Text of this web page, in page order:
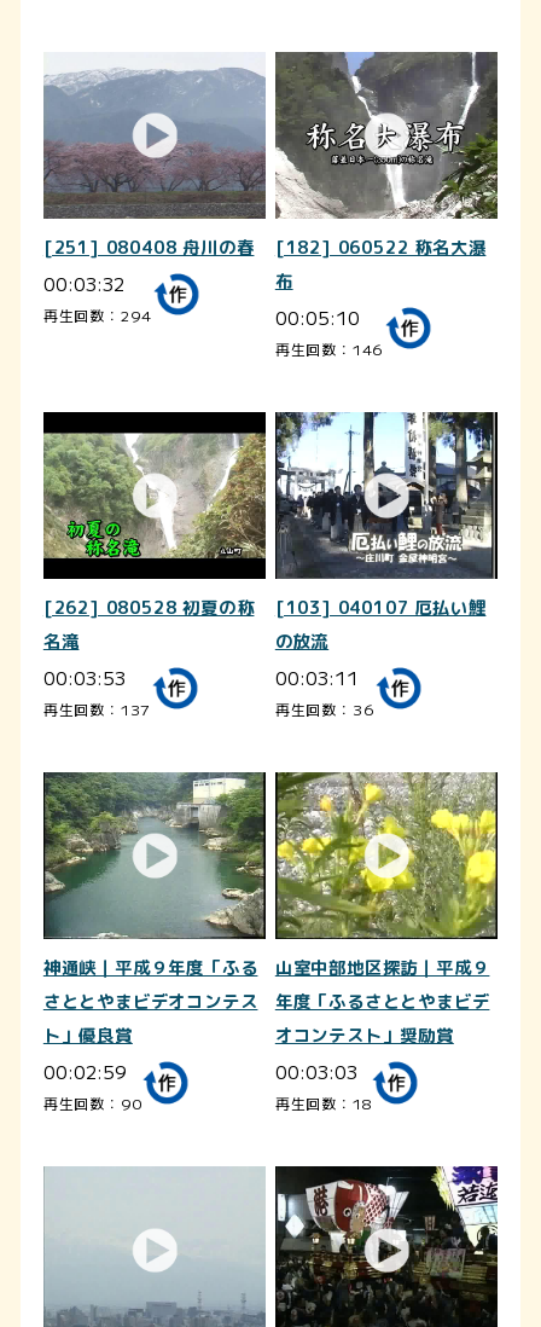
[251] 080408 舟川の春
00:03:32
再生回数：294
[182] 060522 称名大瀑
布
00:05:10
再生回数：146
[262] 080528 初夏の称
名滝
00:03:53
再生回数：137
[103] 040107 厄払い鯉
の放流
00:03:11
再生回数：36
神通峡｜平成９年度「ふる
さととやまビデオコンテス
ト」優良賞
00:02:59
再生回数：90
山室中部地区探訪｜平成９
年度「ふるさととやまビデ
オコンテスト」奨励賞
00:03:03
再生回数：18